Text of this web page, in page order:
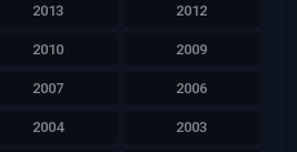
2013 2012
2010 2009
2007 2006
2004 2003